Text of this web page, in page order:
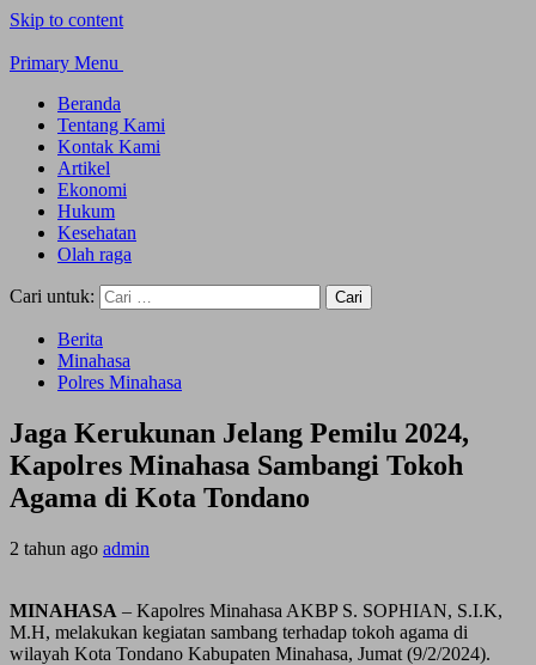
Skip to content
Primary Menu
Beranda
Tentang Kami
Kontak Kami
Artikel
Ekonomi
Hukum
Kesehatan
Olah raga
Cari untuk:
Berita
Minahasa
Polres Minahasa
Jaga Kerukunan Jelang Pemilu 2024,
Kapolres Minahasa Sambangi Tokoh
Agama di Kota Tondano
2 tahun ago admin
MINAHASA – Kapolres Minahasa AKBP S. SOPHIAN, S.I.K,
M.H, melakukan kegiatan sambang terhadap tokoh agama di
wilayah Kota Tondano Kabupaten Minahasa, Jumat (9/2/2024).